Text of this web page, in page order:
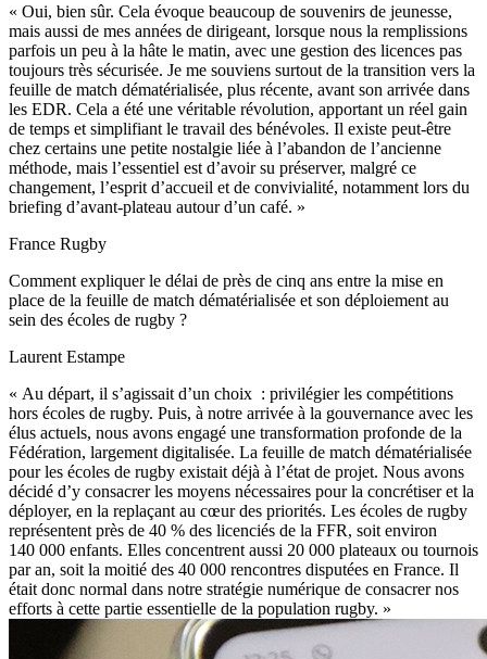
« Oui, bien sûr. Cela évoque beaucoup de souvenirs de jeunesse,
mais aussi de mes années de dirigeant, lorsque nous la remplissions
parfois un peu à la hâte le matin, avec une gestion des licences pas
toujours très sécurisée. Je me souviens surtout de la transition vers la
feuille de match dématérialisée, plus récente, avant son arrivée dans
les EDR. Cela a été une véritable révolution, apportant un réel gain
de temps et simplifiant le travail des bénévoles. Il existe peut-être
chez certains une petite nostalgie liée à l’abandon de l’ancienne
méthode, mais l’essentiel est d’avoir su préserver, malgré ce
changement, l’esprit d’accueil et de convivialité, notamment lors du
briefing d’avant-plateau autour d’un café. »
France Rugby
Comment expliquer le délai de près de cinq ans entre la mise en
place de la feuille de match dématérialisée et son déploiement au
sein des écoles de rugby ?
Laurent Estampe
« Au départ, il s’agissait d’un choix : privilégier les compétitions
hors écoles de rugby. Puis, à notre arrivée à la gouvernance avec les
élus actuels, nous avons engagé une transformation profonde de la
Fédération, largement digitalisée. La feuille de match dématérialisée
pour les écoles de rugby existait déjà à l’état de projet. Nous avons
décidé d’y consacrer les moyens nécessaires pour la concrétiser et la
déployer, en la replaçant au cœur des priorités. Les écoles de rugby
représentent près de 40 % des licenciés de la FFR, soit environ
140 000 enfants. Elles concentrent aussi 20 000 plateaux ou tournois
par an, soit la moitié des 40 000 rencontres disputées en France. Il
était donc normal dans notre stratégie numérique de consacrer nos
efforts à cette partie essentielle de la population rugby. »